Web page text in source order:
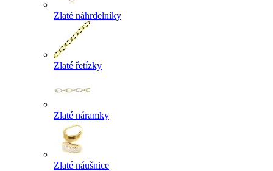
Zlaté náhrdelníky
Zlaté řetízky
Zlaté náramky
Zlaté náušnice